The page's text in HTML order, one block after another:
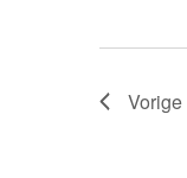
Vorige